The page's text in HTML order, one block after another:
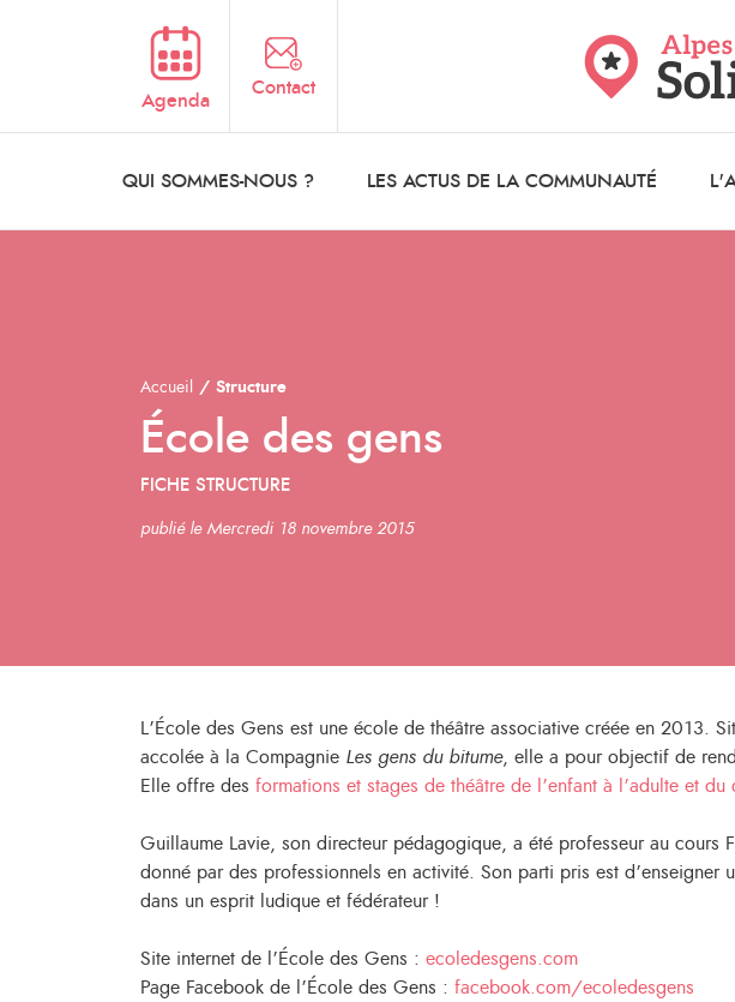
Agenda
Contact
QUI SOMMES-NOUS ? LES ACTUS DE LA COMMUNAUTÉ
Accueil Structure
École des gens
FICHE STRUCTURE
publié le Mercredi 18 novembre 2015
L’École des Gens est une école de théâtre associative créée en 2013.
accolée à la Compagnie Les gens du bitume, elle a pour objectif de
Elle offre des formations et stages de théâtre de l’enfant à l’adulte et du
Guillaume Lavie, son directeur pédagogique, a été professeur au cours
donné par des professionnels en activité. Son parti pris est d’enseigner
dans un esprit ludique et fédérateur !
Site internet de l’École des Gens : ecoledesgens.com
Page Facebook de l’École des Gens : facebook.com/ecoledesgens